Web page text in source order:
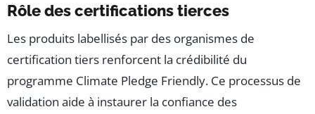
Rôle des certifications tierces
Les produits labellisés par des organismes de
certification tiers renforcent la crédibilité du
programme Climate Pledge Friendly. Ce processus de
validation aide à instaurer la confiance des